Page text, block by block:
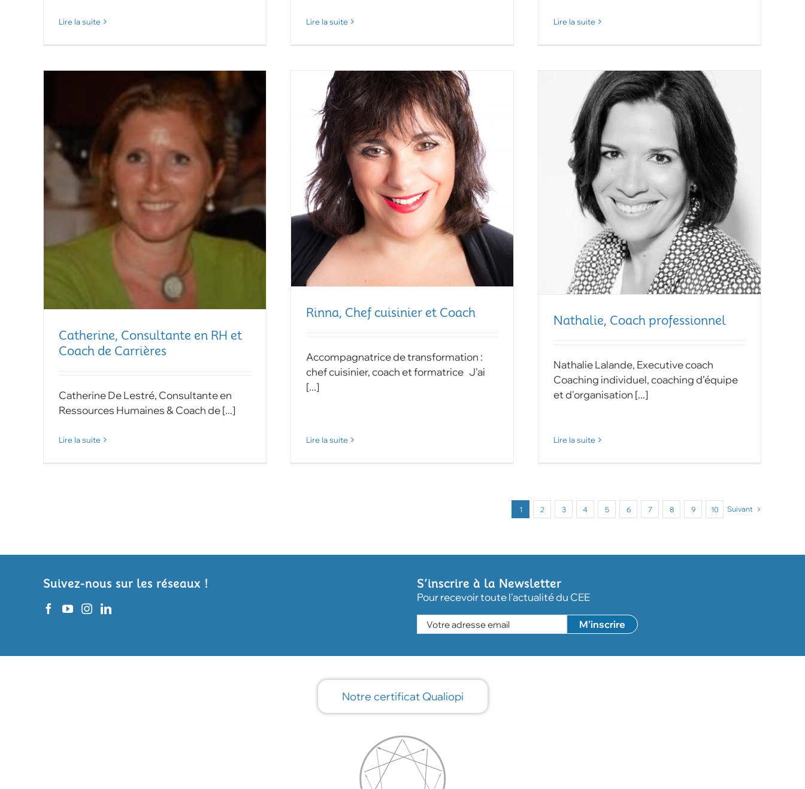
Lire la suite Lire la suite Lire la suite
Catherine, Consultante en RH et
Coach de Carrières
Catherine De Lestré, Consultante en
Ressources Humaines & Coach de [...]
Lire la suite
Rinna, Chef cuisinier et Coach
Accompagnatrice de transformation :
chef cuisinier, coach et formatrice J'ai
[...]
Lire la suite
Nathalie, Coach professionnel
Nathalie Lalande, Executive coach
Coaching individuel, coaching d’équipe
et d'organisation [...]
Lire la suite
1 2 3 4 5 6 7 8 9 10 Suivant
Suivez-nous sur les réseaux !
S’inscrire à la Newsletter
Pour recevoir toute l'actualité du CEE
Notre certificat Qualiopi